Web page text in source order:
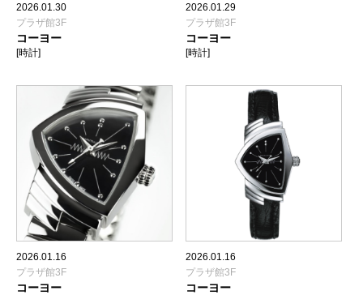
2026.01.30
プラザ館3F
コーヨー
[時計]
2026.01.29
プラザ館3F
コーヨー
[時計]
2026.01.16
プラザ館3F
コーヨー
2026.01.16
プラザ館3F
コーヨー